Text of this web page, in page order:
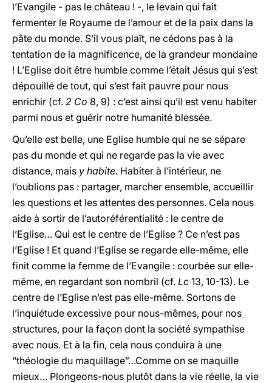
l’Evangile - pas le château ! -, le levain qui fait
fermenter le Royaume de l’amour et de la paix dans la
pâte du monde. S’il vous plaît, ne cédons pas à la
tentation de la magnificence, de la grandeur mondaine
! L’Eglise doit être humble comme l’était Jésus qui s’est
dépouillé de tout, qui s’est fait pauvre pour nous
enrichir (cf. 2 Co 8, 9) : c’est ainsi qu’il est venu habiter
parmi nous et guérir notre humanité blessée.
Qu’elle est belle, une Eglise humble qui ne se sépare
pas du monde et qui ne regarde pas la vie avec
distance, mais y habite. Habiter à l’intérieur, ne
l’oublions pas : partager, marcher ensemble, accueillir
les questions et les attentes des personnes. Cela nous
aide à sortir de l’autoréférentialité : le centre de
l’Eglise… Qui est le centre de l’Eglise ? Ce n’est pas
l’Eglise ! Et quand l’Eglise se regarde elle-même, elle
finit comme la femme de l’Evangile : courbée sur elle-
même, en regardant son nombril (cf. Lc 13, 10-13). Le
centre de l’Eglise n’est pas elle-même. Sortons de
l’inquiétude excessive pour nous-mêmes, pour nos
structures, pour la façon dont la société sympathise
avec nous. Et à la fin, cela nous conduira à une
“théologie du maquillage”…Comme on se maquille
mieux… Plongeons-nous plutôt dans la vie réelle, la vie